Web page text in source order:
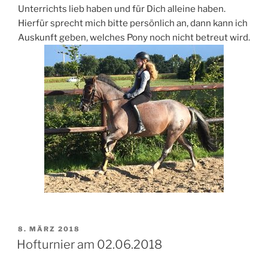
Unterrichts lieb haben und für Dich alleine haben.
Hierfür sprecht mich bitte persönlich an, dann kann ich
Auskunft geben, welches Pony noch nicht betreut wird.
VERÖFFENTLICHT
AM
8. MÄRZ 2018
Hofturnier am 02.06.2018